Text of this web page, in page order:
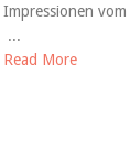
Impressionen
...
Read More